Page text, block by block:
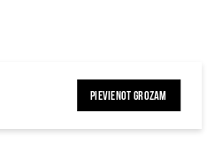
PIEVIENOT GROZAM